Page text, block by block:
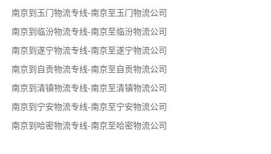
南京到玉门物流专线-南京至玉门物流公司
南京到临汾物流专线-南京至临汾物流公司
南京到遂宁物流专线-南京至遂宁物流公司
南京到自贡物流专线-南京至自贡物流公司
南京到清镇物流专线-南京至清镇物流公司
南京到宁安物流专线-南京至宁安物流公司
南京到哈密物流专线-南京至哈密物流公司